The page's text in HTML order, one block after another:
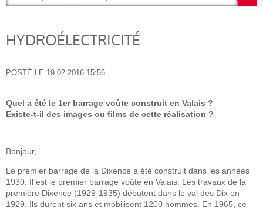
HYDROÉLECTRICITÉ
POSTÉ LE 19.02.2016 15:56
Quel a été le 1er barrage voûte construit en Valais ?
Existe-t-il des images ou films de cette réalisation ?
Bonjour,
Le premier barrage de la Dixence a été construit dans les années
1930. Il est le premier barrage voûte en Valais. Les travaux de la
première Dixence (1929-1935) débutent dans le val des Dix en
1929. Ils durent six ans et mobilisent 1200 hommes. En 1965, ce